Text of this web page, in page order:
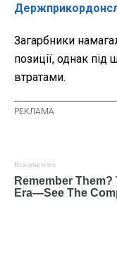
Загарбники
позиції, однак
втратами.